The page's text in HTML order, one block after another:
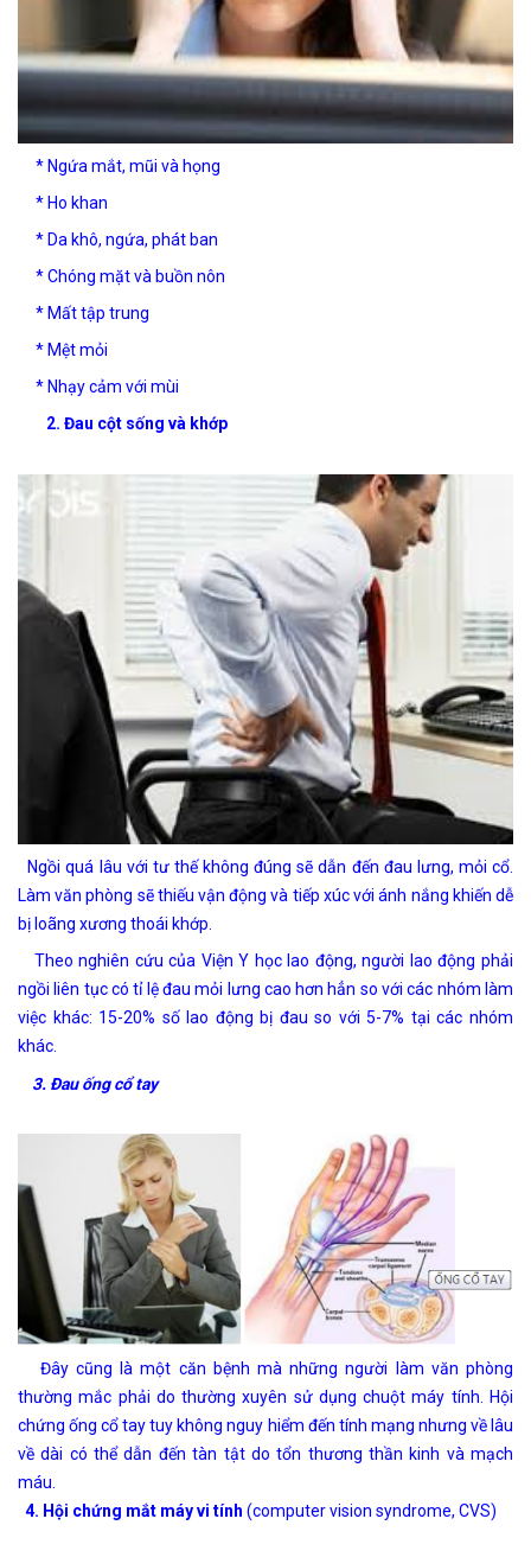
* Ngứa mắt, mũi và họng
* Ho khan
* Da khô, ngứa, phát ban
* Chóng mặt và buồn nôn
* Mất tập trung
* Mệt mỏi
* Nhạy cảm với mùi
2. Đau cột sống và khớp
Ngồi quá lâu với tư thế không đúng sẽ dẫn đến đau lưng, mỏi cổ.
Làm văn phòng sẽ thiếu vận động và tiếp xúc với ánh nắng khiến dễ
bị loãng xương thoái khớp.
Theo nghiên cứu của Viện Y học lao động, người lao động phải
ngồi liên tục có tỉ lệ đau mỏi lưng cao hơn hẳn so với các nhóm làm
việc khác: 15-20% số lao động bị đau so với 5-7% tại các nhóm
khác.
3. Đau ống cổ tay
Đây cũng là một căn bệnh mà những người làm văn phòng
thường mắc phải do thường xuyên sử dụng chuột máy tính. Hội
chứng ống cổ tay tuy không nguy hiểm đến tính mạng nhưng về lâu
về dài có thể dẫn đến tàn tật do tổn thương thần kinh và mạch
máu.
4. Hội chứng mắt máy vi tính (computer vision syndrome, CVS)